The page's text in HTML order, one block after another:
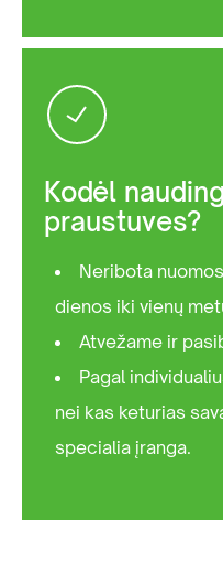
Kodėl
praustuves?
Neribota
dienos iki vienų
Atvežame ir
Pagal
nei kas keturias
specialia įranga.